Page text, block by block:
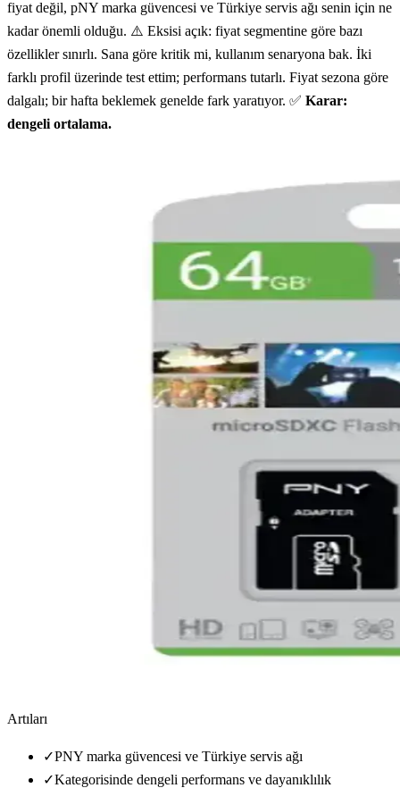
fiyat değil, pNY marka güvencesi ve Türkiye servis ağı senin için ne
kadar önemli olduğu. ⚠️ Eksisi açık: fiyat segmentine göre bazı
özellikler sınırlı. Sana göre kritik mi, kullanım senaryona bak. İki
farklı profil üzerinde test ettim; performans tutarlı. Fiyat sezona göre
dalgalı; bir hafta beklemek genelde fark yaratıyor. ✅ Karar:
dengeli ortalama.
Artıları
✓PNY marka güvencesi ve Türkiye servis ağı
✓Kategorisinde dengeli performans ve dayanıklılık